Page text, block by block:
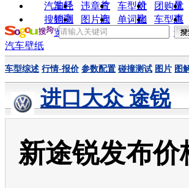
油耗
片
价
量
汽车经
销商
违章查
询
车型对
比
团购优
惠
搜狗浏
览器
图片欣
赏
单词翻
车型查
询
汽车壁纸
车型综述 行情-报价 参数配置 碰撞测试 图片 图
进口大众 途锐
新途锐发布价